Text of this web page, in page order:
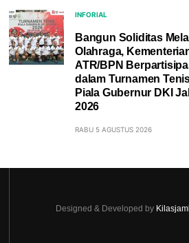
INFORIAL
Bangun Soliditas
Olahraga,
ATR/BPN
dalam Turnamen
Piala Gubernur DKI
2026
RABU 5 AGUSTUS 2026
Designed & Developed by